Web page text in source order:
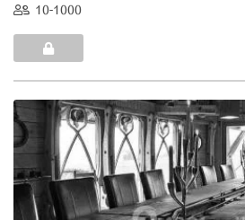
10-1000